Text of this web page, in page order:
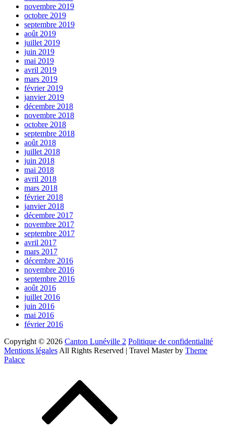
novembre 2019
octobre 2019
septembre 2019
août 2019
juillet 2019
juin 2019
mai 2019
avril 2019
mars 2019
février 2019
janvier 2019
décembre 2018
novembre 2018
octobre 2018
septembre 2018
août 2018
juillet 2018
juin 2018
mai 2018
avril 2018
mars 2018
février 2018
janvier 2018
décembre 2017
novembre 2017
septembre 2017
avril 2017
mars 2017
décembre 2016
novembre 2016
septembre 2016
août 2016
juillet 2016
juin 2016
mai 2016
février 2016
Copyright © 2026 Canton Lunéville 2 Politique de confidentialité
Mentions légales All Rights Reserved | Travel Master by Theme
Palace